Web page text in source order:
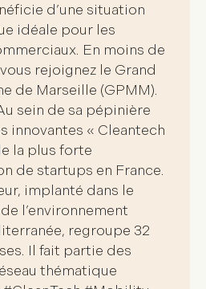
d’une situation
idéale pour les
. En moins de
rejoignez le Grand
de Marseille (GPMM).
sein de sa pépinière
innovantes « Cleantech
la plus forte
de startups en France.
implanté dans le
l’environnement
regroupe 32
. Il fait partie des
thématique